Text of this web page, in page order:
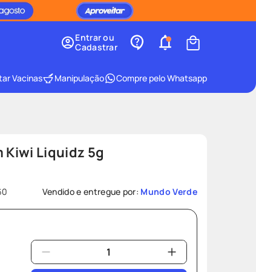
Entrar ou
Cadastrar
Vacinas Manipulação Compre pelo Whatsapp
Kiwi Liquidz 5g
Vendido e entregue por: Mundo Verde